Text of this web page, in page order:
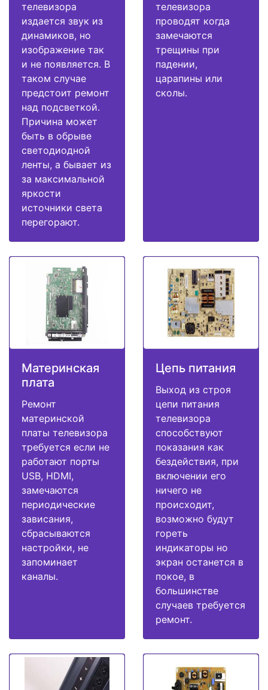
телевизора
издается звук из
динамиков, но
изображение так
и не появляется. В
таком случае
предстоит ремонт
над подсветкой.
Причина может
быть в обрыве
светодиодной
ленты, а бывает из
за максимальной
яркости
источники света
перегорают.
телевизора
проводят когда
замечаются
трещины при
падении,
царапины или
сколы.
Материнская
плата
Ремонт
материнской
платы телевизора
требуется если не
работают порты
USB, HDMI,
замечаются
периодические
зависания,
сбрасываются
настройки, не
запоминает
каналы.
Цепь питания
Выход из строя
цепи питания
телевизора
способствуют
показания как
бездействия, при
включении его
ничего не
происходит,
возможно будут
гореть
индикаторы но
экран останется в
покое, в
большинстве
случаев требуется
ремонт.